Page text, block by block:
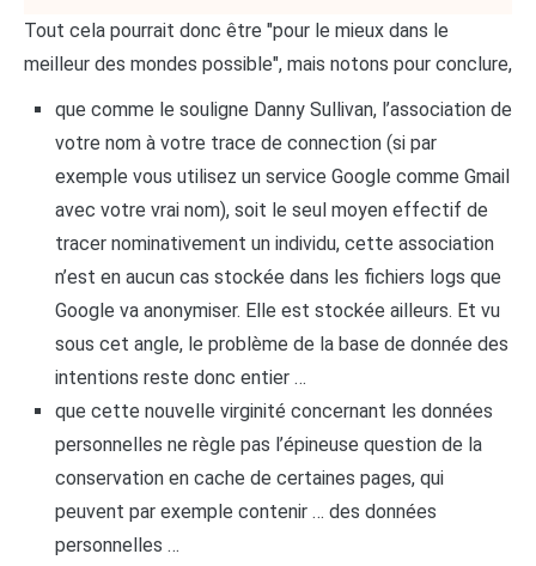
Tout cela pourrait donc être "pour le mieux dans le
meilleur des mondes possible", mais notons pour conclure,
que comme le souligne Danny Sullivan, l’association de
votre nom à votre trace de connection (si par
exemple vous utilisez un service Google comme Gmail
avec votre vrai nom), soit le seul moyen effectif de
tracer nominativement un individu, cette association
n’est en aucun cas stockée dans les fichiers logs que
Google va anonymiser. Elle est stockée ailleurs. Et vu
sous cet angle, le problème de la base de donnée des
intentions reste donc entier …
que cette nouvelle virginité concernant les données
personnelles ne règle pas l’épineuse question de la
conservation en cache de certaines pages, qui
peuvent par exemple contenir … des données
personnelles …